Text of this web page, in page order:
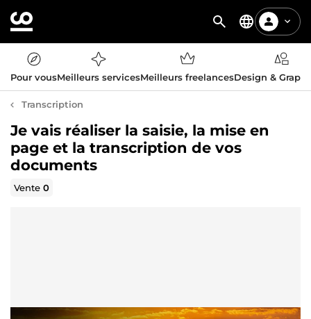
Pour vousMeilleurs servicesMeilleurs freelancesDesign &
Transcription
Je vais réaliser la saisie, la mise en
page et la transcription de vos
documents
Vente0